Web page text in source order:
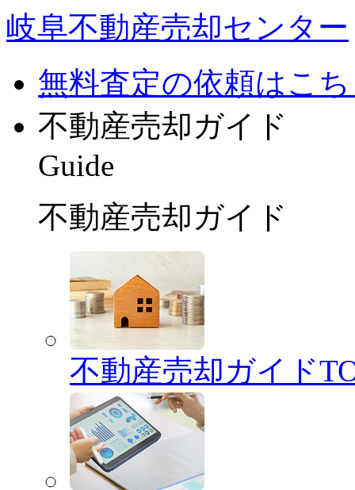
岐阜不動産売却センター
無料査定の依頼はこ
不動産売却ガイド
Guide
不動産売却ガイド
不動産売却ガイド